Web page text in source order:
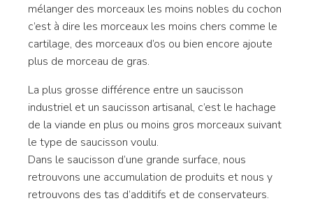
mélanger des morceaux les moins nobles du cochon
c’est à dire les morceaux les moins chers comme le
cartilage, des morceaux d’os ou bien encore ajoute
plus de morceau de gras.
La plus grosse différence entre un saucisson
industriel et un saucisson artisanal, c’est le hachage
de la viande en plus ou moins gros morceaux suivant
le type de saucisson voulu.
Dans le saucisson d’une grande surface, nous
retrouvons une accumulation de produits et nous y
retrouvons des tas d’additifs et de conservateurs.